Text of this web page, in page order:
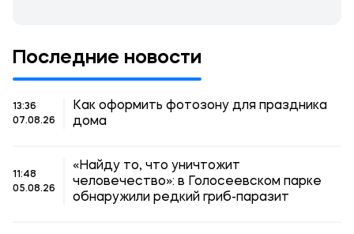
Последние новости
13:36
07.08.26
Как оформить фотозону для праздника
дома
11:48
05.08.26
«Найду то, что уничтожит
человечество»: в Голосеевском парке
обнаружили редкий гриб-паразит